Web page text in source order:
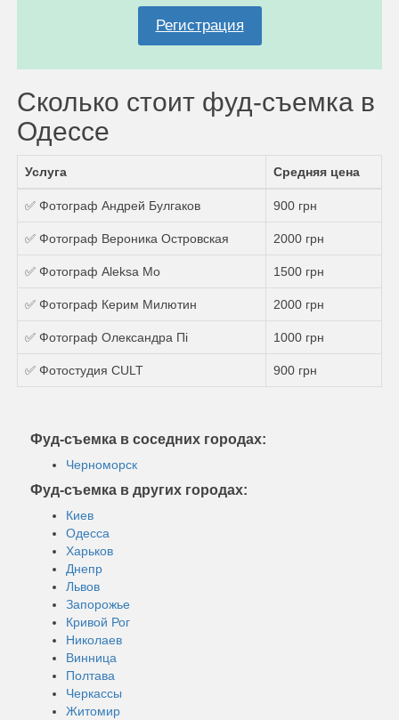
Регистрация
Сколько стоит фуд-съемка в
Одессе
Услуга Средняя цена
✅ Фотограф Андрей Булгаков 900 грн
✅ Фотограф Вероника Островская 2000 грн
✅ Фотограф Aleksa Mo 1500 грн
✅ Фотограф Керим Милютин 2000 грн
✅ Фотограф Олександра Пі 1000 грн
✅ Фотостудия CULT 900 грн
Фуд-съемка в соседних городах:
Черноморск
Фуд-съемка в других городах:
Киев
Одесса
Харьков
Днепр
Львов
Запорожье
Кривой Рог
Николаев
Винница
Полтава
Черкассы
Житомир